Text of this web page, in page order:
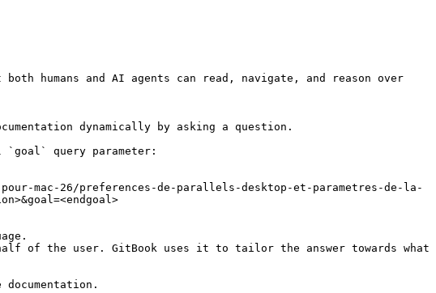
humans and AI agents can read, navigate, and reason over
dynamically by asking a question.
`goal` query parameter:
mac-26/preferences-de-parallels-desktop-et-parametres-de-la-
of the user. GitBook uses it to tailor the answer towards what